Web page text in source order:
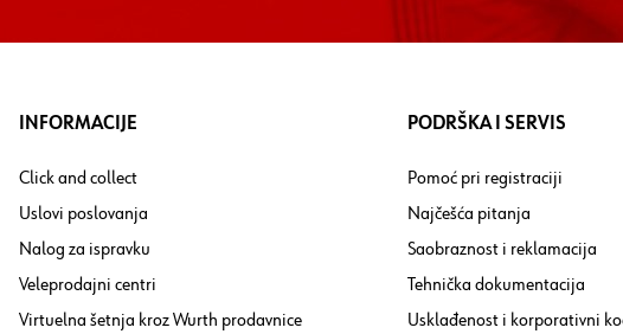
INFORMACIJE
Click and collect
Uslovi poslovanja
Nalog za ispravku
Veleprodajni centri
Virtuelna šetnja kroz Wurth prodavnice
PODRŠKA I SERVIS
Pomoć pri registraciji
Najčešća pitanja
Saobraznost i reklamacija
Tehnička dokumentacija
Usklađenost i korporativni